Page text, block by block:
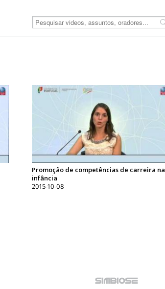
Promoção de competências de carreira na
infância
2015-10-08